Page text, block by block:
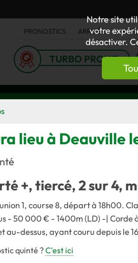
Notre site
votre
désactiver.
PRONOSTICS ARRIVÉES
TURBO PRONO
lieu à Deauville
+, tiercé, 2 sur 4,
1, course 8, départ à 18h00.
- 50 000 € - 1400m (LD) -| Corde
au-dessus, ayant couru depuis le
quinté ?C'est ici